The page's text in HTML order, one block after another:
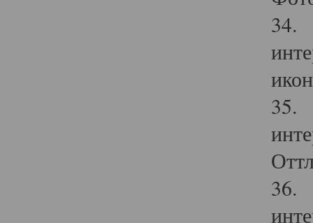
34.
35.
36.